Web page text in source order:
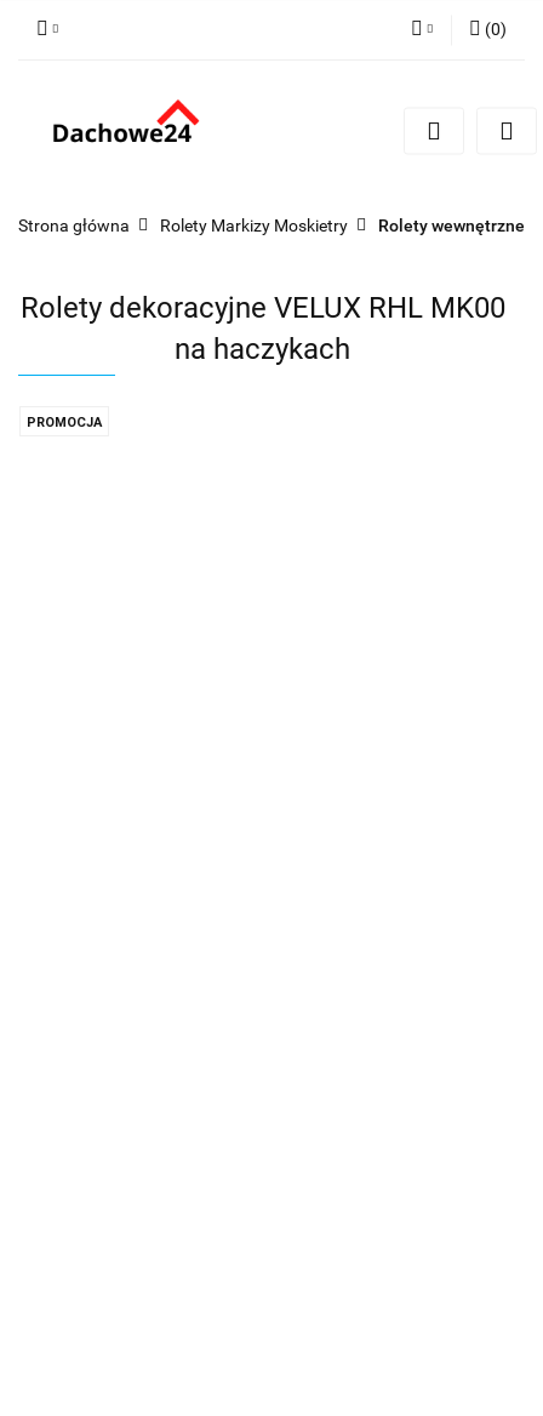
Zarejestruj się
(0)
Strona główna Rolety Markizy Moskietry Rolety wewnętrzne
Rolety dekoracyjne VELUX RHL MK00
na haczykach
PROMOCJA